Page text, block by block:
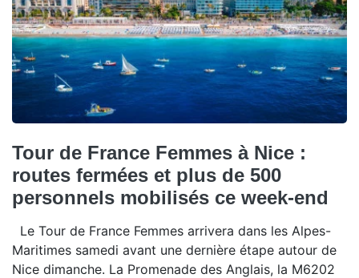
Tour de France Femmes à Nice :
routes fermées et plus de 500
personnels mobilisés ce week-end
Le Tour de France Femmes arrivera dans les Alpes-
Maritimes samedi avant une dernière étape autour de
Nice dimanche. La Promenade des Anglais, la M6202